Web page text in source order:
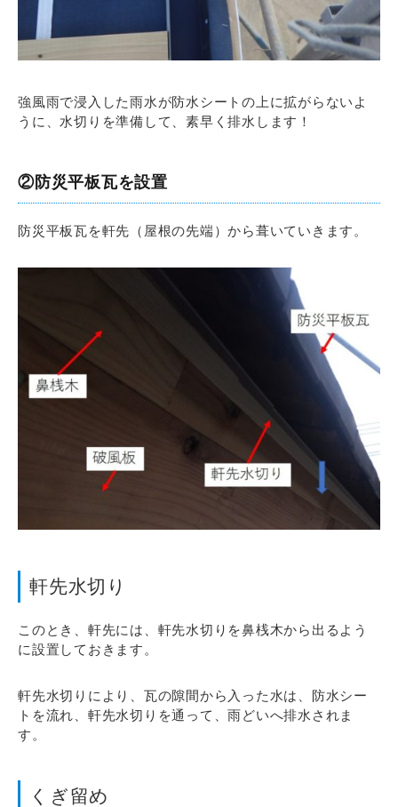
強風雨で浸入した雨水が防水シートの上に拡がらないよ
うに、水切りを準備して、素早く排水します！
②防災平板瓦を設置
防災平板瓦を軒先（屋根の先端）から葺いていきます。
軒先水切り
このとき、軒先には、軒先水切りを鼻桟木から出るよう
に設置しておきます。
軒先水切りにより、瓦の隙間から入った水は、防水シー
トを流れ、軒先水切りを通って、雨どいへ排水されま
す。
くぎ留め